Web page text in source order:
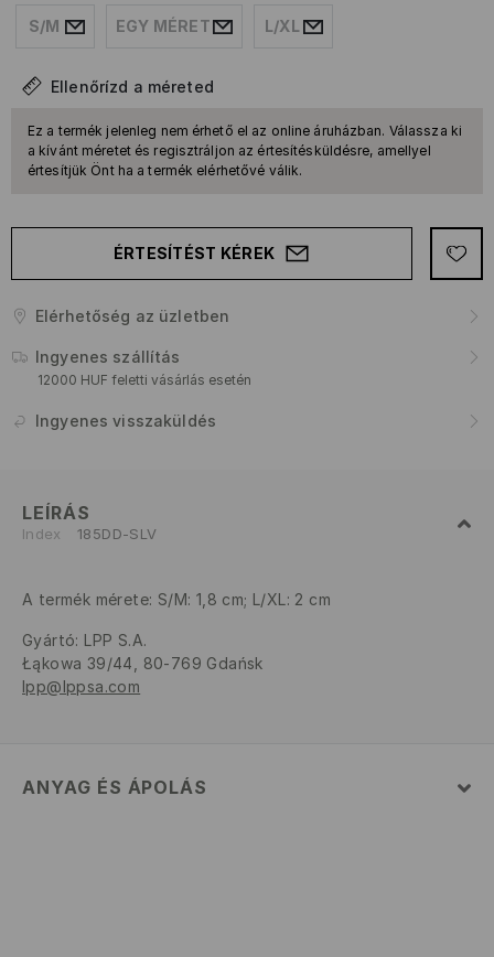
S/M EGY MÉRET L/XL
Ellenőrízd a méreted
Ez a termék jelenleg nem érhető el az online áruházban. Válassza ki
a kívánt méretet és regisztráljon az értesítésküldésre, amellyel
értesítjük Önt ha a termék elérhetővé válik.
ÉRTESÍTÉST KÉREK
Elérhetőség az üzletben
Ingyenes szállítás
12000 HUF feletti vásárlás esetén
Ingyenes visszaküldés
LEÍRÁS
Index 185DD-SLV
A termék mérete: S/M: 1,8 cm; L/XL: 2 cm
Gyártó: LPP S.A.
Łąkowa 39/44, 80-769 Gdańsk
lpp@lppsa.com
ANYAG ÉS ÁPOLÁS